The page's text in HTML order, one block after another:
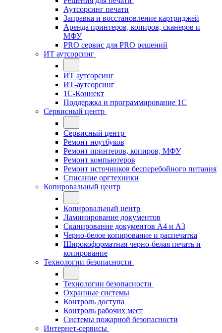
Аутсорсинг печати
Заправка и восстановление картриджей
Аренда принтеров, копиров, сканеров и
МФУ
PRO сервис для PRO решений
ИТ аутсорсинг
ИТ аутсорсинг
ИТ-аутсорсинг
1С-Коннект
Поддержка и программирование 1С
Сервисный центр
Сервисный центр
Ремонт ноутбуков
Ремонт принтеров, копиров, МФУ
Ремонт компьютеров
Ремонт источников бесперебойного питания
Списание оргтехники
Копировальный центр
Копировальный центр
Ламинирование документов
Сканирование документов А4 и А3
Черно-белое копирование и распечатка
Широкоформатная черно-белая печать и
копирование
Технологии безопасности
Технологии безопасности
Охранные системы
Контроль доступа
Контроль рабочих мест
Системы пожарной безопасности
Интернет-сервисы